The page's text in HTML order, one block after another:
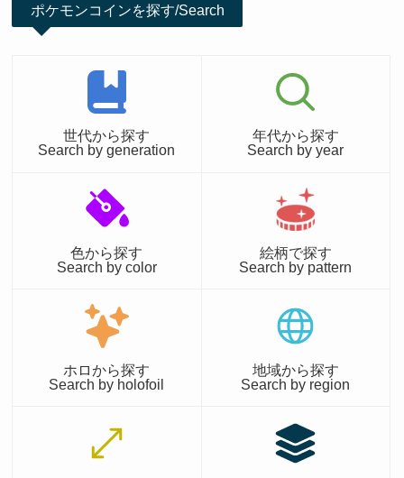
ポケモンコインを探す/Search
世代から探す
Search by generation
年代から探す
Search by year
色から探す
Search by color
絵柄で探す
Search by pattern
ホロから探す
Search by holofoil
地域から探す
Search by region